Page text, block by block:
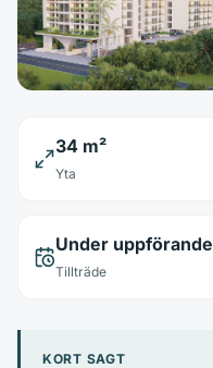
34 m²
Yta
Under uppförande
Tillträde
KORT SAGT